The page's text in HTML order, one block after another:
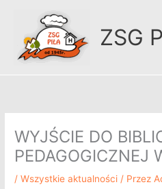
ZSG
WYJŚCIE DO
PEDAGOGICZNEJ
/Wszystkie aktualności / Przez
m